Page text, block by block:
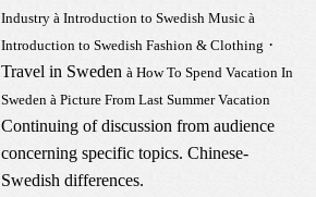
Industry à Introduction to Swedish Music à
Introduction to Swedish Fashion & Clothing ·
Travel in Sweden à How To Spend Vacation In
Sweden à Picture From Last Summer Vacation
Continuing of discussion from audience
concerning specific topics. Chinese-
Swedish differences.